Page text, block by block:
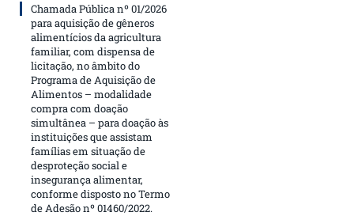
Chamada Pública nº 01/2026
para aquisição de gêneros
alimentícios da agricultura
familiar, com dispensa de
licitação, no âmbito do
Programa de Aquisição de
Alimentos – modalidade
compra com doação
simultânea – para doação às
instituições que assistam
famílias em situação de
desproteção social e
insegurança alimentar,
conforme disposto no Termo
de Adesão nº 01460/2022.